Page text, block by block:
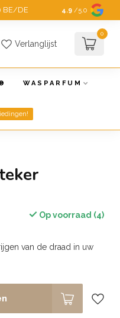
BE/DE 4.9 /5.0
Verlanglijst
0
WASPARFUM
Op voorraad (4)
van de draad in uw